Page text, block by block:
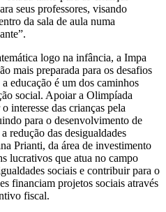
seus professores, visando
da sala de aula numa
logo na infância, a Impa
mais preparada para os desafios
educação é um dos caminhos
social. Apoiar a Olimpíada
interesse das crianças pela
para o desenvolvimento de
redução das desigualdades
Prianti, da área de investimento
lucrativos que atua no campo
sociais e contribuir para o
financiam projetos sociais através
fiscal.